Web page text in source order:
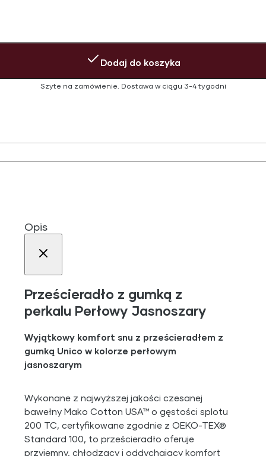
Dodaj do koszyka
Szyte na zamówienie. Dostawa w ciągu 3-4 tygodni
Opis
Prześcieradło z gumką z
perkalu Perłowy Jasnoszary
Wyjątkowy komfort snu z prześcieradłem z
gumką Unico w kolorze perłowym
jasnoszarym
Wykonane z najwyższej jakości czesanej
bawełny Mako Cotton USA™ o gęstości splotu
200 TC, certyfikowane zgodnie z OEKO-TEX®
Standard 100, to prześcieradło oferuje
przyjemny, chłodzący i oddychający komfort